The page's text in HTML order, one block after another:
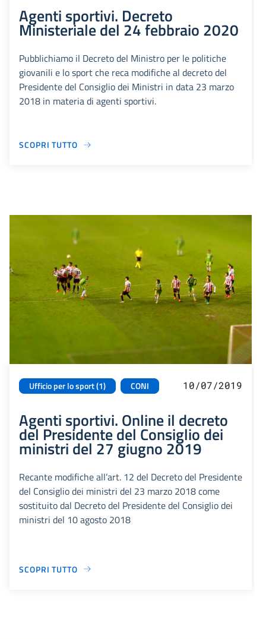
Agenti sportivi. Decreto
Ministeriale del 24 febbraio 2020
Pubblichiamo il Decreto del Ministro per le politiche
giovanili e lo sport che reca modifiche al decreto del
Presidente del Consiglio dei Ministri in data 23 marzo
2018 in materia di agenti sportivi.
SCOPRI TUTTO
Ufficio per lo sport (1) CONI 10/07/2019
Agenti sportivi. Online il decreto
del Presidente del Consiglio dei
ministri del 27 giugno 2019
Recante modifiche all’art. 12 del Decreto del Presidente
del Consiglio dei ministri del 23 marzo 2018 come
sostituito dal Decreto del Presidente del Consiglio dei
ministri del 10 agosto 2018
SCOPRI TUTTO